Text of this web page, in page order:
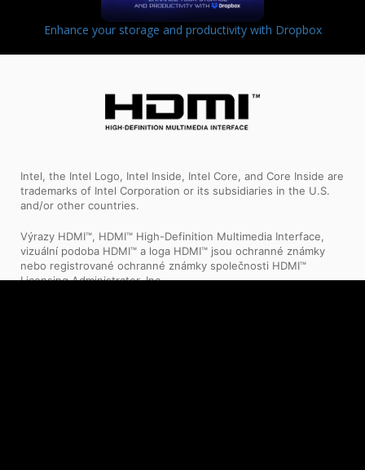
Enhance your storage and productivity with Dropbox
Intel, the Intel Logo, Intel Inside, Intel Core, and Core Inside are
trademarks of Intel Corporation or its subsidiaries in the U.S.
and/or other countries.
Výrazy HDMI™, HDMI™ High-Definition Multimedia Interface,
vizuální podoba HDMI™ a loga HDMI™ jsou ochranné známky
nebo registrované ochranné známky společnosti HDMI™
Licensing Administrator, Inc.